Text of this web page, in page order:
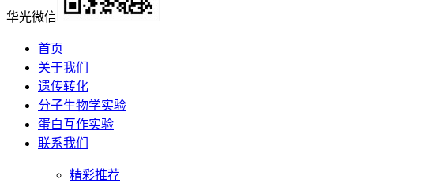
华光微信
首页
关于我们
遗传转化
分子生物学实验
蛋白互作实验
联系我们
精彩推荐